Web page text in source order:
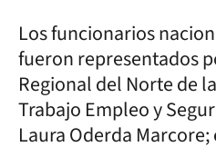
Los funcionarios
fueron representados
Regional del Norte de
Trabajo Empleo y
Laura Oderda